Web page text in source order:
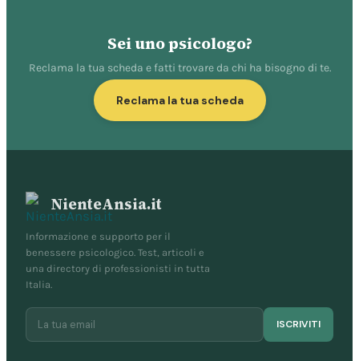
Sei uno psicologo?
Reclama la tua scheda e fatti trovare da chi ha bisogno di te.
Reclama la tua scheda
NienteAnsia.it
Informazione e supporto per il
benessere psicologico. Test, articoli e
una directory di professionisti in tutta
Italia.
ISCRIVITI